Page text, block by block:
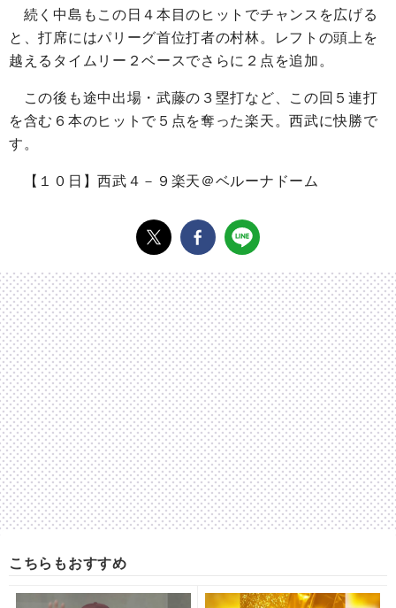
続く中島もこの日４本目のヒットでチャンスを広げる
と、打席にはパリーグ首位打者の村林。レフトの頭上を
越えるタイムリー２ベースでさらに２点を追加。
この後も途中出場・武藤の３塁打など、この回５連打
を含む６本のヒットで５点を奪った楽天。西武に快勝で
す。
【１０日】西武４－９楽天＠ベルーナドーム
こちらもおすすめ